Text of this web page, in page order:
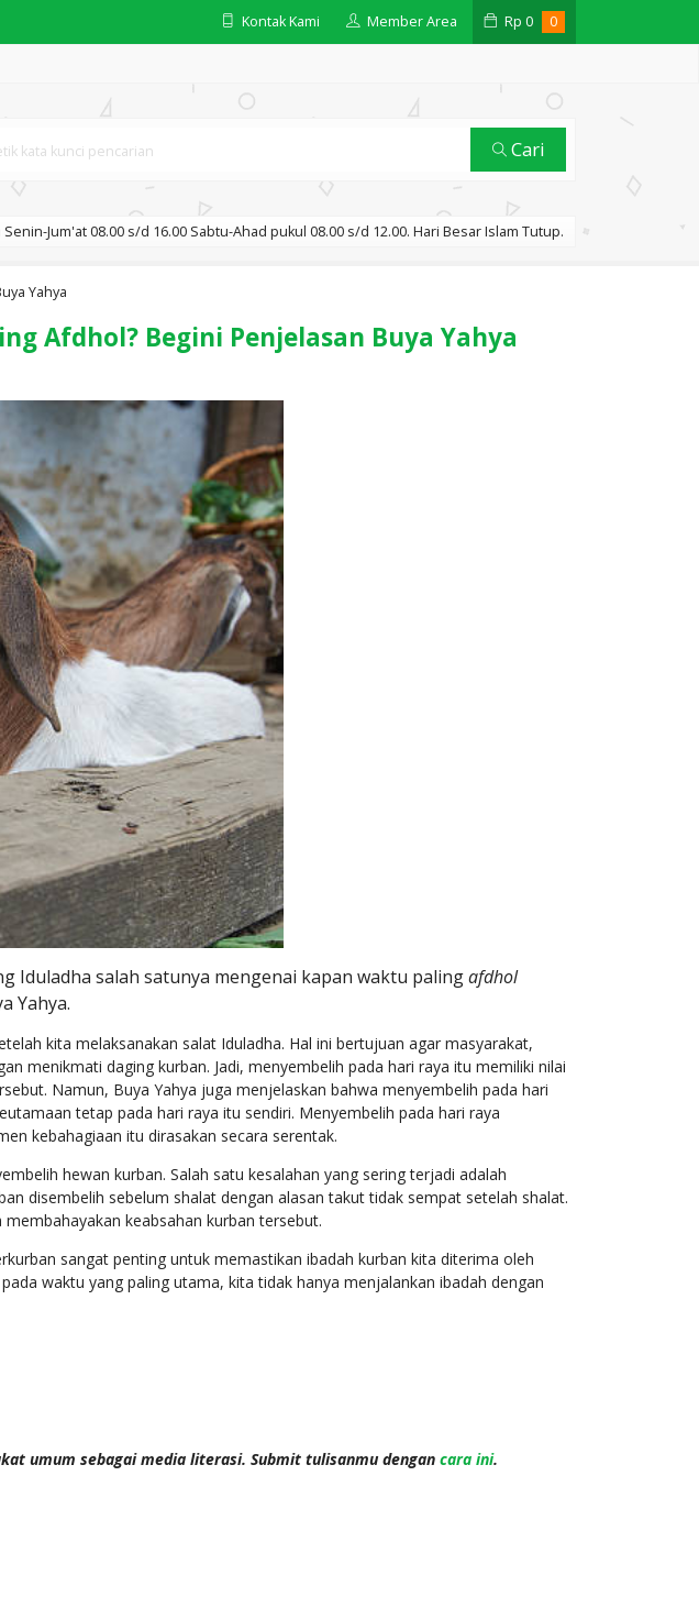
Kontak Kami Member Area Rp 0 0
Cari
Senin-Jum'at 08.00 s/d 16.00 Sabtu-Ahad pukul 08.00 s/d 12.00. Hari Besar Islam Tutup.
Yahya
Afdhol? Begini Penjelasan Buya Yahya
Iduladha salah satunya mengenai kapan waktu palingafdhol
Yahya.
kita melaksanakan salat Iduladha. Hal ini bertujuan agar masyarakat,
menikmati daging kurban. Jadi, menyembelih pada hari raya itu memiliki nilai
Namun, Buya Yahya juga menjelaskan bahwa menyembelih pada hari
tetap pada hari raya itu sendiri. Menyembelih pada hari raya
kebahagiaan itu dirasakan secara serentak.
hewan kurban. Salah satu kesalahan yang sering terjadi adalah
disembelih sebelum shalat dengan alasan takut tidak sempat setelah shalat.
keabsahan kurban tersebut.
sangat penting untuk memastikan ibadah kurban kita diterima oleh
waktu yang paling utama, kita tidak hanya menjalankan ibadah dengan
umum sebagai media literasi. Submit tulisanmu dengan cara ini.